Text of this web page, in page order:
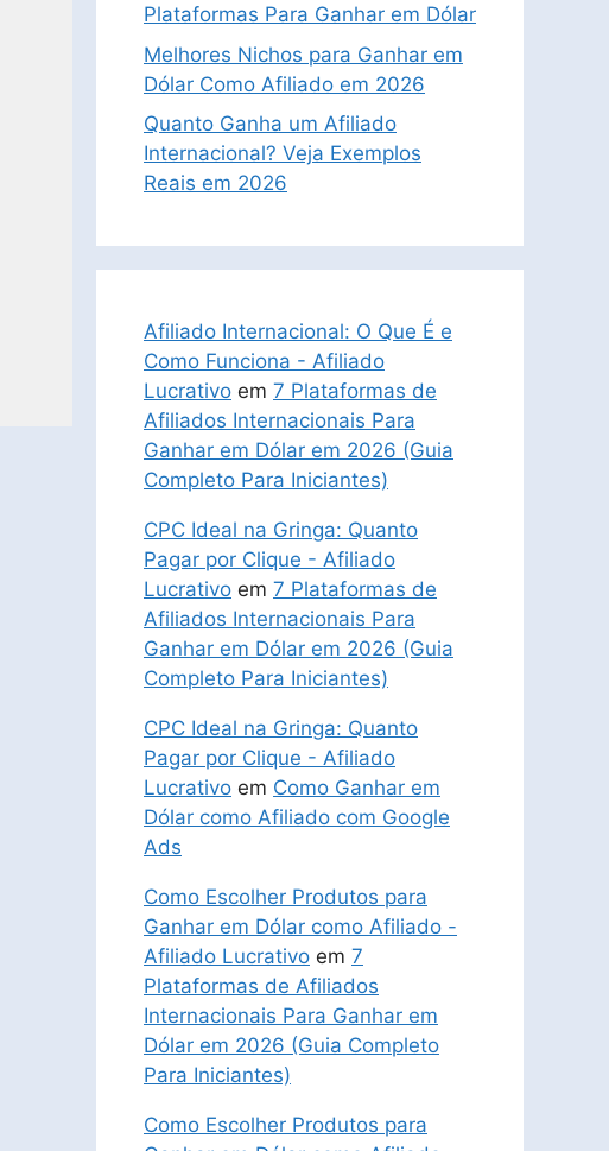
Plataformas Para Ganhar em Dólar
Melhores Nichos para Ganhar em
Dólar Como Afiliado em 2026
Quanto Ganha um Afiliado
Internacional? Veja Exemplos
Reais em 2026
Afiliado Internacional: O Que É e
Como Funciona - Afiliado
Lucrativo em 7 Plataformas de
Afiliados Internacionais Para
Ganhar em Dólar em 2026 (Guia
Completo Para Iniciantes)
CPC Ideal na Gringa: Quanto
Pagar por Clique - Afiliado
Lucrativo em 7 Plataformas de
Afiliados Internacionais Para
Ganhar em Dólar em 2026 (Guia
Completo Para Iniciantes)
CPC Ideal na Gringa: Quanto
Pagar por Clique - Afiliado
Lucrativo em Como Ganhar em
Dólar como Afiliado com Google
Ads
Como Escolher Produtos para
Ganhar em Dólar como Afiliado -
Afiliado Lucrativo em 7
Plataformas de Afiliados
Internacionais Para Ganhar em
Dólar em 2026 (Guia Completo
Para Iniciantes)
Como Escolher Produtos para